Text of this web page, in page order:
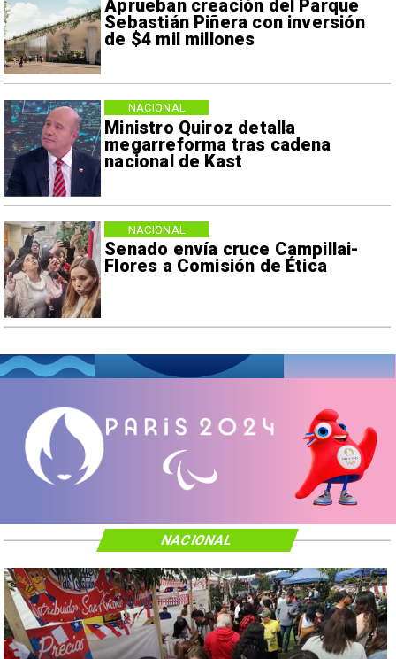
Aprueban creación del Parque
Sebastián Piñera con inversión
de $4 mil millones
Ministro Quiroz detalla
megarreforma tras cadena
nacional de Kast
NACIONAL
Senado envía cruce Campillai-
Flores a Comisión de Ética
NACIONAL
NACIONAL